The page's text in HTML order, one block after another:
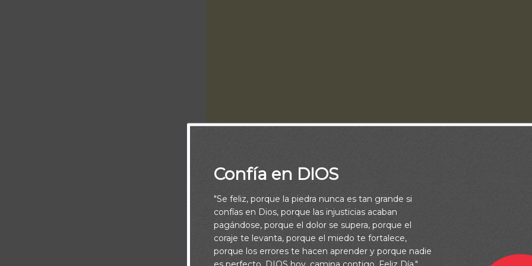
Piensa:
Algunas veces, la manera más efectiva de comunicar un concepto, una opinión
es a través de la demostración. Siempre se ha dicho que una imagen vale más
palabras, pero pienso que a su vez una demostración vale más que mil
Confía en DIOS
"Se feliz, porque la piedra nunca es tan grande si
confías en Dios, porque las injusticias acaban
pagándose, porque el dolor se supera, porque el
coraje te levanta, porque el miedo te fortalece,
porque los errores te hacen aprender y porque nadie